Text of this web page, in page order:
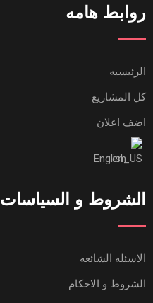
روابط هامه
الرئيسيه
كل المشاريع
اضف اعلان
English
الشروط و السياسات
الاسئله الشائعه
الشروط و الاحكام